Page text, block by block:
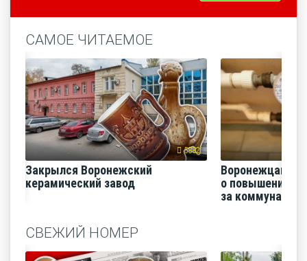
САМОЕ ЧИТАЕМОЕ
5882
Закрылся Воронежский
керамический завод
Воронежцам
о повышении
за
СВЕЖИЙ НОМЕР